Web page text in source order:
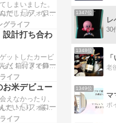
しまいました。
でしたが、なん
迎えられてよか
して、趣味の旅
楽しんで、マイ
でいます。マイ
でまとめます。
栽培してみまし
グライフ
設計打ち合わ
ットしたカービ
く箱付きで飾っ
離モードのため
たな持ち主の元
て。 マイホー
をしてきまし
、洗面室、トイ
、外壁、屋根の
イフ
お米デビュー
えなかったり、
ていたり、厳し
とある6月。 カ
イフ
1347位
レ
1348位
1349位
マ